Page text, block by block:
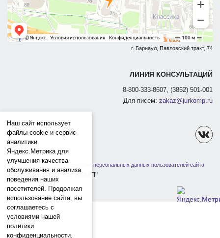
г. Барнаул, Павловский тракт, 74
ЛИНИЯ КОНСУЛЬТАЦИЙ
8-800-333-8607, (3852) 501-001
Для писем: zakaz@jurkomp.ru
Политика защиты и обработки персональных данных пользователей сайта
1991-2026 ООО "ЮРКОМП"
Наш сайт использует
файлы cookie и сервис
аналитики
Яндекс.Метрика для
улучшения качества
обслуживания и анализа
поведения наших
посетителей. Продолжая
использование сайта, вы
соглашаетесь с
условиями нашей
политики
конфиденциальности.